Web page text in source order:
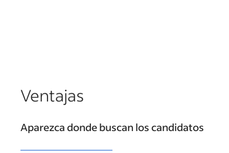
Ventajas
Aparezca donde buscan los candidatos